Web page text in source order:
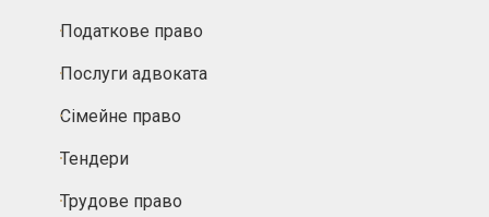
Податкове право
Послуги адвоката
Сімейне право
Тендери
Трудове право